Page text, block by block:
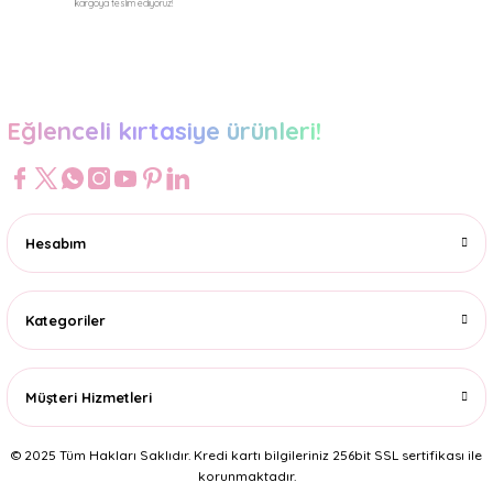
kargoya teslim ediyoruz!
Eğlenceli kırtasiye ürünleri!
Hesabım
Kategoriler
Müşteri Hizmetleri
© 2025 Tüm Hakları Saklıdır. Kredi kartı bilgileriniz 256bit SSL sertifikası ile
korunmaktadır.